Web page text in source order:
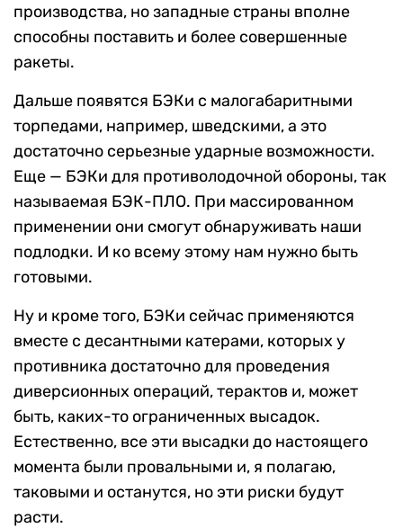
производства, но западные страны вполне
способны поставить и более совершенные
ракеты.
Дальше появятся БЭКи с малогабаритными
торпедами, например, шведскими, а это
достаточно серьезные ударные возможности.
Еще — БЭКи для противолодочной обороны, так
называемая БЭК-ПЛО. При массированном
применении они смогут обнаруживать наши
подлодки. И ко всему этому нам нужно быть
готовыми.
Ну и кроме того, БЭКи сейчас применяются
вместе с десантными катерами, которых у
противника достаточно для проведения
диверсионных операций, терактов и, может
быть, каких-то ограниченных высадок.
Естественно, все эти высадки до настоящего
момента были провальными и, я полагаю,
таковыми и останутся, но эти риски будут
расти.